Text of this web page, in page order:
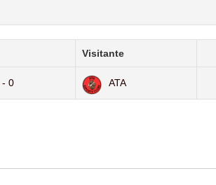
Visitante
- 0 ATA